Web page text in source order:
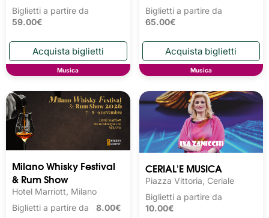
Biglietti a partire da
59.00€
Musica
Biglietti a partire da
65.00€
Musica
Milano Whisky Festival
& Rum Show
Hotel Marriott, Milano
Biglietti a partire da 8.00€
CERIAL'E MUSICA
Piazza Vittoria, Ceriale
Biglietti a partire da
10.00€